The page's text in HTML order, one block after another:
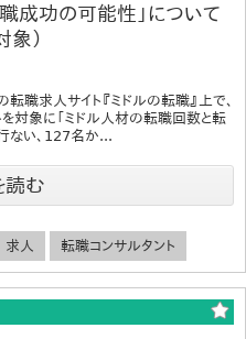
成功の可能性」について
象）
職求人サイト『ミドルの転職』上で、
を対象に「ミドル人材の転職回数と転
ない、127名か...
読む
求人 転職コンサルタント